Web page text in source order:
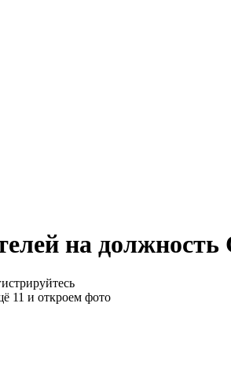
на
11 и откроем фото